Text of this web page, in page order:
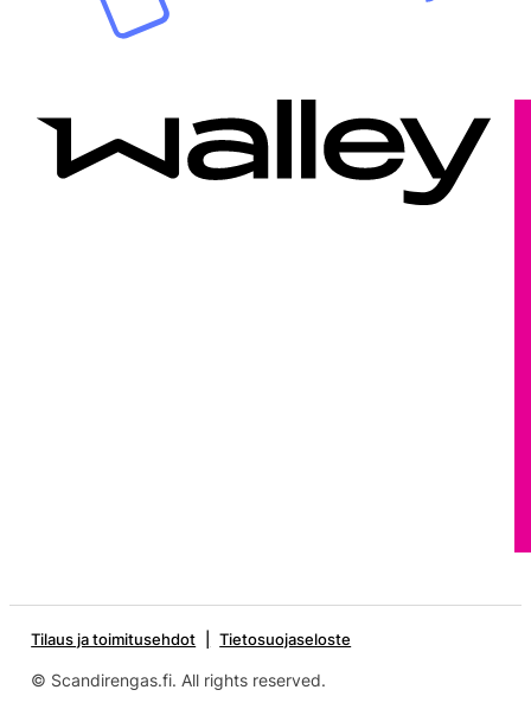
Tilaus ja toimitusehdot Tietosuojaseloste
© Scandirengas.fi. All rights reserved.